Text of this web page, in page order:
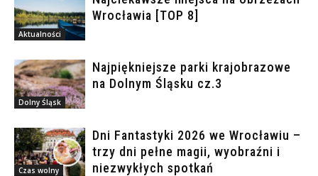
Aktualności
Wrocławia [TOP 8]
Dolny Śląsk
Najpiękniejsze parki krajobrazowe
na Dolnym Śląsku cz.3
Czas wolny
Dni Fantastyki 2026 we Wrocławiu –
trzy dni pełne magii, wyobraźni i
niezwykłych spotkań